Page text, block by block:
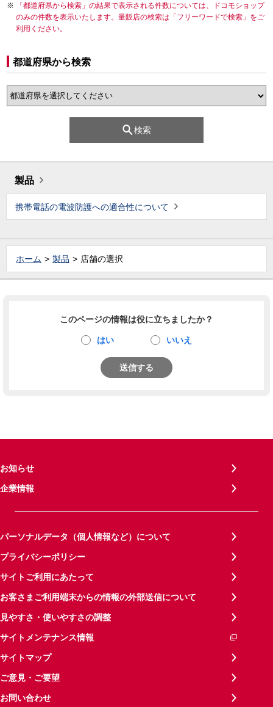
「都道府県から検索」の結果で表示される件数については、ドコモショップ
のみの件数を表示いたします。量販店の検索は「フリーワードで検索」をご
利用ください。
都道府県から検索
検索
製品
携帯電話の電波防護への適合性について
ホーム 製品 店舗の選択
このページの情報は役に立ちましたか？
はい いいえ
送信する
お知らせ
企業情報
パーソナルデータ（個人情報など）について
プライバシーポリシー
サイトご利用にあたって
お客さまご利用端末からの情報の外部送信について
見やすさ・使いやすさの調整
サイトメンテナンス情報
サイトマップ
ご意見・ご要望
お問い合わせ